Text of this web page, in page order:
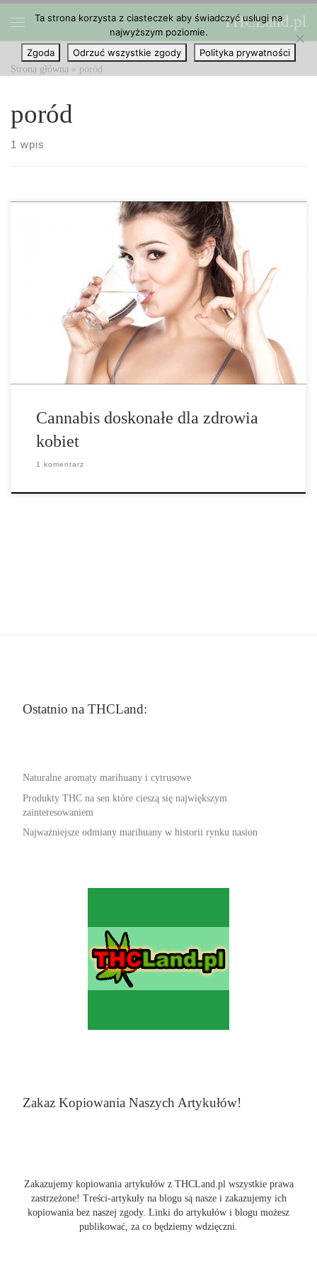
Przejdź do treści THCLand.pl
Strona główna » poród
poród
1 wpis
Przygotuj się na małą podróż w czasie. Jest to stosunkowo
niedawna historia (ostatnie 80 – 90 lat) kiedy marihuana miała tak
złą reputację. Lekarze w kulturach zachodnich zalecali leki na
bazie cannabis na początku XX wieku. Obecnie, zioło nadal
uważane […]
Cannabis doskonałe dla zdrowia
kobiet
1 komentarz
Ostatnio na THCLand:
Naturalne aromaty marihuany i cytrusowe
Produkty THC na sen które cieszą się największym
zainteresowaniem
Najważniejsze odmiany marihuany w historii rynku nasion
Zakaz Kopiowania Naszych Artykułów!
Zakazujemy kopiowania artykułów z THCLand.pl wszystkie prawa
zastrzeżone! Treści-artykuły na blogu są nasze i zakazujemy ich
kopiowania bez naszej zgody. Linki do artykułów i blogu możesz
publikować, za co będziemy wdzięczni.
Ta strona korzysta z ciasteczek aby świadczyć usługi na
najwyższym poziomie.
Zgoda
Odrzuć wszystkie zgody Polityka prywatności